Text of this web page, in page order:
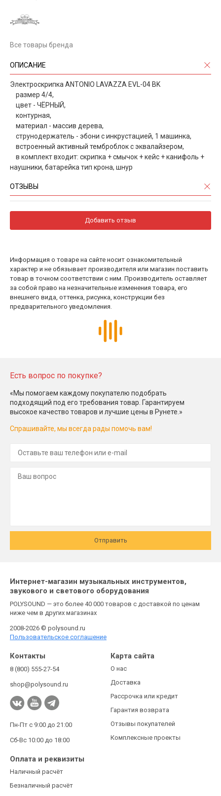
Все товары бренда
ОПИСАНИЕ
Электроскрипка ANTONIO LAVAZZA EVL-04 BK
размер 4/4,
цвет - ЧЁРНЫЙ,
контурная,
материал - массив дерева,
струнодержатель - эбони с инкрустацией, 1 машинка,
встроенный активный темброблок с эквалайзером,
в комплект входит: скрипка + смычок + кейс + канифоль +
наушники, батарейка тип крона, шнур
ОТЗЫВЫ
Добавить отзыв
Информация о товаре на сайте носит ознакомительный
характер и не обязывает производителя или магазин поставить
товар в точном соответствии с ним. Производитель оставляет
за собой право на незначительные изменения товара, его
внешнего вида, оттенка, рисунка, конструкции без
предварительного уведомления.
Есть вопрос по покупке?
«Мы помогаем каждому покупателю подобрать
подходящий под его требования товар. Гарантируем
высокое качество товаров и лучшие цены в Рунете.»
Спрашивайте, мы всегда рады помочь вам!
Отправить
Интернет-магазин музыкальных инструментов,
звукового и светового оборудования
POLYSOUND — это более 40 000 товаров с доставкой по ценам
ниже чем в других магазинах
2008-2026 © polysound.ru
Пользовательское соглашение
Контакты
8 (800) 555-27-54
shop@polysound.ru
Пн-Пт с 9:00 до 21:00
Сб-Вс 10:00 до 18:00
Карта сайта
О нас
Доставка
Рассрочка или кредит
Гарантия возврата
Отзывы покупателей
Комплексные проекты
Оплата и реквизиты
Наличный расчёт
Безналичный расчёт